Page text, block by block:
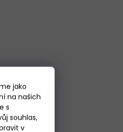
jako
na našich
s
souhlas,
v